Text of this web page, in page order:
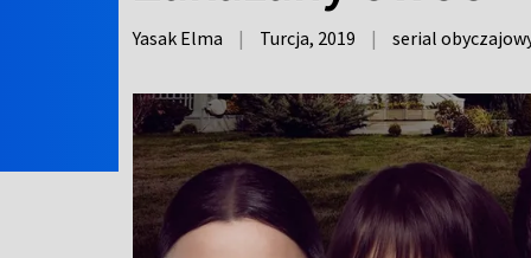
Yasak Elma | Turcja, 2019 | serial